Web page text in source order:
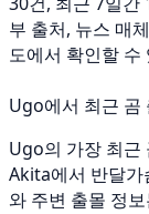
부 출처, 뉴스 매
도에서 확인할 수
Ugo에서 최근 곰
Ugo의 가장 최근
Akita에서 반달가
와 주변 출몰 정